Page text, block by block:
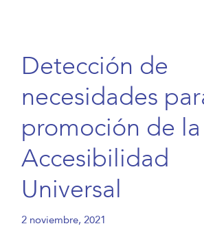
Detección de
necesidades
promoción de la
Accesibilidad
Universal
2 noviembre, 2021